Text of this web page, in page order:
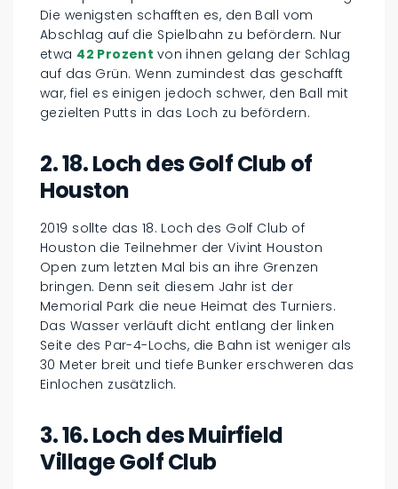
Die wenigsten schafften es, den Ball vom
Abschlag auf die Spielbahn zu befördern. Nur
etwa 42 Prozent von ihnen gelang der Schlag
auf das Grün. Wenn zumindest das geschafft
war, fiel es einigen jedoch schwer, den Ball mit
gezielten Putts in das Loch zu befördern.
2. 18. Loch des Golf Club of
Houston
2019 sollte das 18. Loch des Golf Club of
Houston die Teilnehmer der Vivint Houston
Open zum letzten Mal bis an ihre Grenzen
bringen. Denn seit diesem Jahr ist der
Memorial Park die neue Heimat des Turniers.
Das Wasser verläuft dicht entlang der linken
Seite des Par-4-Lochs, die Bahn ist weniger als
30 Meter breit und tiefe Bunker erschweren das
Einlochen zusätzlich.
3. 16. Loch des Muirfield
Village Golf Club